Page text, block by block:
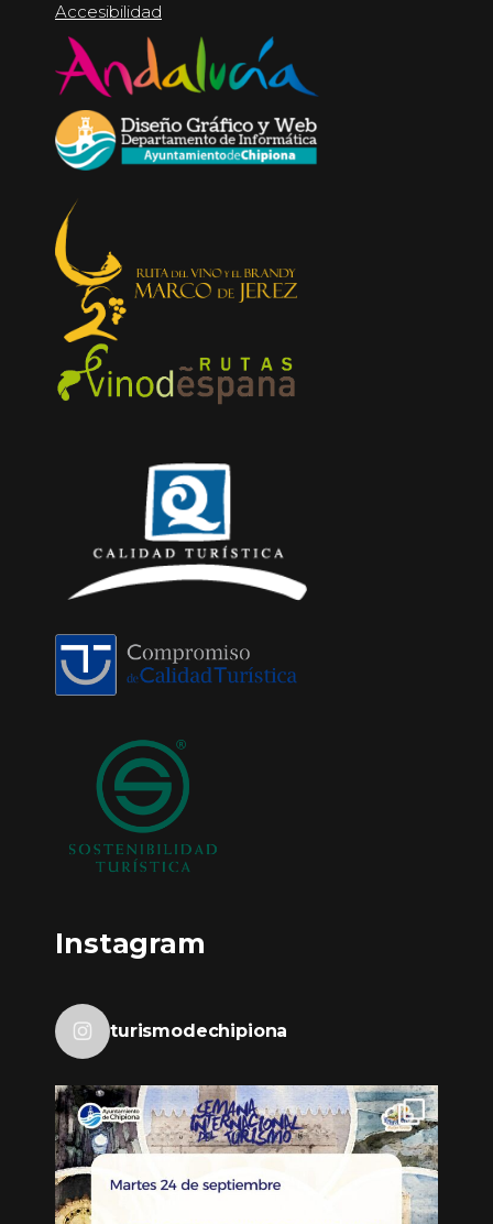
Accesibilidad
Instagram
turismodechipiona